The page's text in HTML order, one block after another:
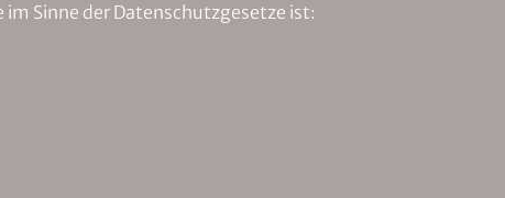
Sinne der Datenschutzgesetze ist: